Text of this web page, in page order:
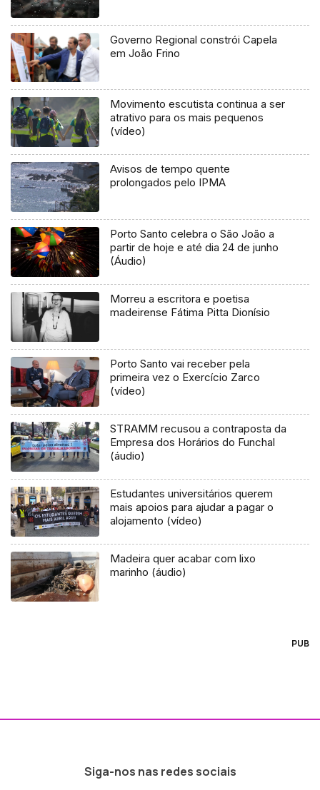
Governo Regional constrói Capela
em João Frino
Movimento escutista continua a ser
atrativo para os mais pequenos
(vídeo)
Avisos de tempo quente
prolongados pelo IPMA
Porto Santo celebra o São João a
partir de hoje e até dia 24 de junho
(Áudio)
Morreu a escritora e poetisa
madeirense Fátima Pitta Dionísio
Porto Santo vai receber pela
primeira vez o Exercício Zarco
(vídeo)
STRAMM recusou a contraposta da
Empresa dos Horários do Funchal
(áudio)
Estudantes universitários querem
mais apoios para ajudar a pagar o
alojamento (vídeo)
Madeira quer acabar com lixo
marinho (áudio)
PUB
Siga-nos nas redes sociais